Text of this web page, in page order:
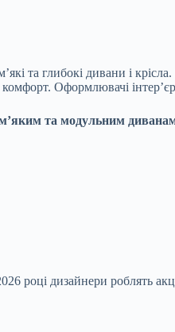
та глибокі дивани і
Оформлювачі
м’яким та модульним
році дизайнери роблять